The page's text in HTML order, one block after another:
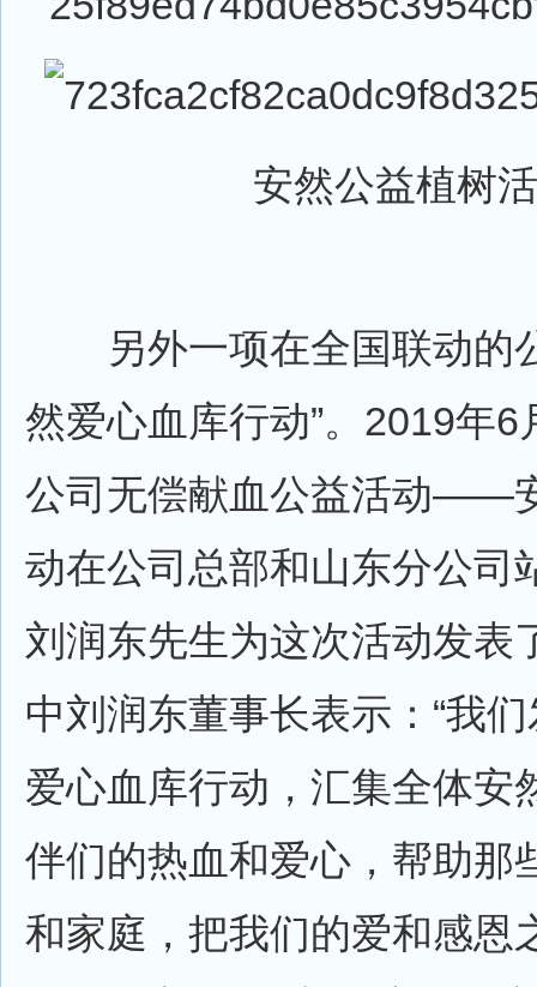
安然公益植树
另外一项在全国联动的
然爱心血库行动”。2019年6
公司无偿献血公益活动——
动在公司总部和山东分公司
刘润东先生为这次活动发表
中刘润东董事长表示：“我
爱心血库行动，汇集全体安
伴们的热血和爱心，帮助那
和家庭，把我们的爱和感恩